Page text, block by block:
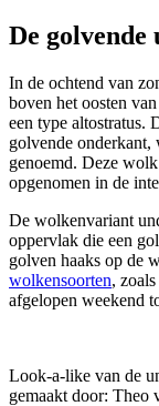
De golvende
In de ochtend van
boven het oosten
een type altostratus.
golvende onderkant,
genoemd. Deze
opgenomen in de
De wolkenvariant
oppervlak die een
golven haaks op de
wolkensoorten,
afgelopen weekend
Look-a-like van de
gemaakt door: Theo